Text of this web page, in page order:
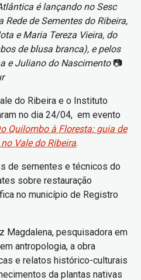
é lançando no Sesc
de Sementes do Ribeira,
e Maria Tereza Vieira, do
de blusa branca), e pelos
e Juliano do Nascimento📷
do Ribeira e o Instituto
no dia 24/04, em evento
Quilombo à Floresta: guia de
Vale do Ribeira.
de sementes e técnicos do
sobre restauração
fica no município de Registro
Magdalena, pesquisadora em
antropologia, a obra
e relatos histórico-culturais
da plantas nativas